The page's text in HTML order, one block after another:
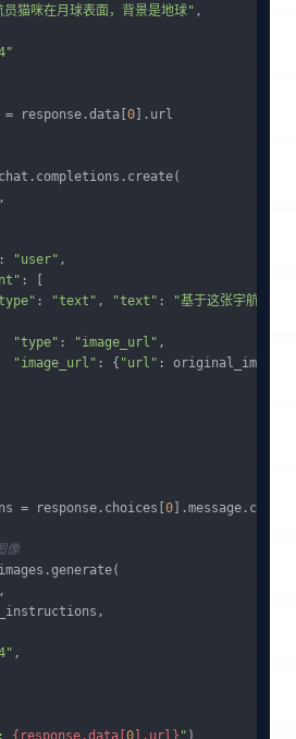
员猫咪在月球表面，背景是地球" ,
response.data[ 0 ].url
,
: "user" ,
: [
: "text" , "text" :
"基于这张宇航员猫
"type" : "image_url" ,
"image_url" : { "url" :
= response.choices[ 0
像
,
,